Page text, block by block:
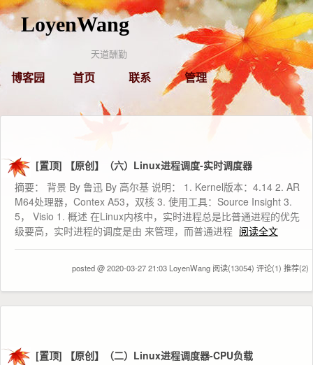
LoyenWang
天道酬勤
博客园 首页 联系 管理
[置顶] 【原创】（六）Linux进程调度-实时调度器
摘要： 背景 By 鲁迅 By 高尔基 说明： 1. Kernel版本：4.14 2. AR
M64处理器，Contex A53，双核 3. 使用工具：Source Insight 3.
5， Visio 1. 概述 在Linux内核中，实时进程总是比普通进程的优先
级要高，实时进程的调度是由 来管理，而普通进程 阅读全文
posted @ 2020-03-27 21:03 LoyenWang 阅读(13054) 评论(1) 推荐(2)
[置顶] 【原创】（二）Linux进程调度器-CPU负载